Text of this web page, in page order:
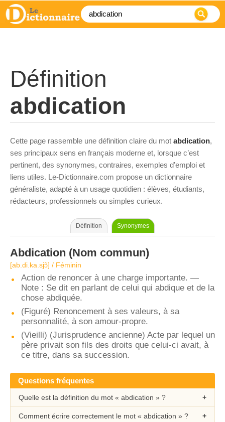
Définition
abdication
Cette page rassemble une définition claire du mot abdication,
ses principaux sens en français moderne et, lorsque c’est
pertinent, des synonymes, contraires, exemples d’emploi et
liens utiles. Le-Dictionnaire.com propose un dictionnaire
généraliste, adapté à un usage quotidien : élèves, étudiants,
rédacteurs, professionnels ou simples curieux.
Définition Synonymes
Abdication (Nom commun)
[ab.di.ka.sjɔ̃] / Féminin
Action de renoncer à une charge importante. —
Note : Se dit en parlant de celui qui abdique et de la
chose abdiquée.
(Figuré) Renoncement à ses valeurs, à sa
personnalité, à son amour-propre.
(Vieilli) (Jurisprudence ancienne) Acte par lequel un
père privait son fils des droits que celui-ci avait, à
ce titre, dans sa succession.
Questions fréquentes
Quelle est la définition du mot « abdication » ?
Comment écrire correctement le mot « abdication » ?